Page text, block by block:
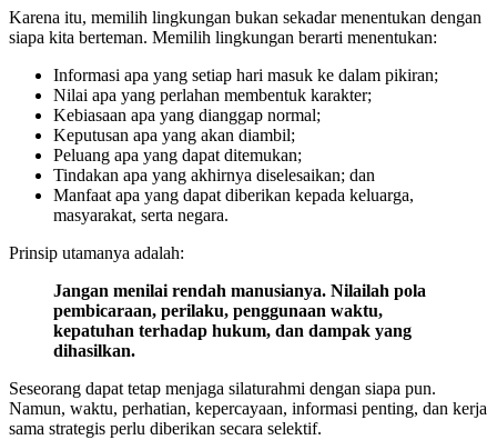
Karena itu, memilih lingkungan bukan sekadar menentukan dengan
siapa kita berteman. Memilih lingkungan berarti menentukan:
Informasi apa yang setiap hari masuk ke dalam pikiran;
Nilai apa yang perlahan membentuk karakter;
Kebiasaan apa yang dianggap normal;
Keputusan apa yang akan diambil;
Peluang apa yang dapat ditemukan;
Tindakan apa yang akhirnya diselesaikan; dan
Manfaat apa yang dapat diberikan kepada keluarga,
masyarakat, serta negara.
Prinsip utamanya adalah:
Jangan menilai rendah manusianya. Nilailah pola
pembicaraan, perilaku, penggunaan waktu,
kepatuhan terhadap hukum, dan dampak yang
dihasilkan.
Seseorang dapat tetap menjaga silaturahmi dengan siapa pun.
Namun, waktu, perhatian, kepercayaan, informasi penting, dan kerja
sama strategis perlu diberikan secara selektif.